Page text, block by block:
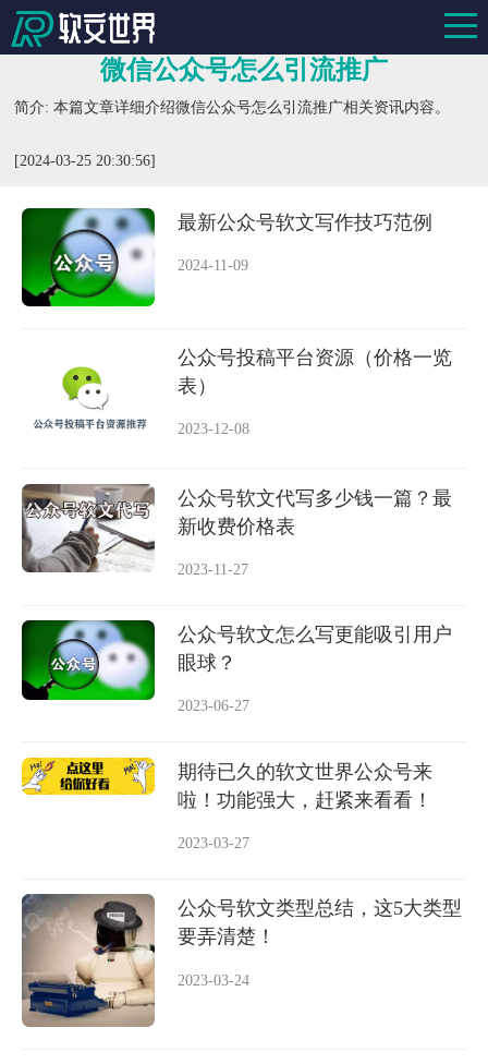
微信公众号怎么引流推广
简介: 本篇文章详细介绍微信公众号怎么引流推广相关资讯内容。
[2024-03-25 20:30:56]
最新公众号软文写作技巧范例
2024-11-09
公众号投稿平台资源（价格一览
表）
2023-12-08
公众号软文代写多少钱一篇？最
新收费价格表
2023-11-27
公众号软文怎么写更能吸引用户
眼球？
2023-06-27
期待已久的软文世界公众号来
啦！功能强大，赶紧来看看！
2023-03-27
公众号软文类型总结，这5大类型
要弄清楚！
2023-03-24